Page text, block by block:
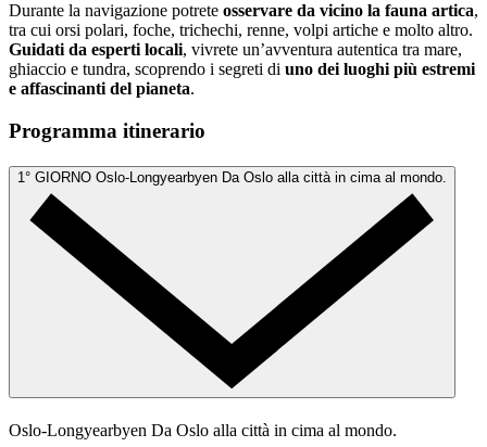
Durante la navigazione potrete osservare da vicino la fauna artica,
tra cui orsi polari, foche, trichechi, renne, volpi artiche e molto altro.
Guidati da esperti locali, vivrete un’avventura autentica tra mare,
ghiaccio e tundra, scoprendo i segreti di uno dei luoghi più estremi
e affascinanti del pianeta.
Programma itinerario
1° GIORNO Oslo-Longyearbyen Da Oslo alla città in cima al mondo.
Oslo-Longyearbyen Da Oslo alla città in cima al mondo.